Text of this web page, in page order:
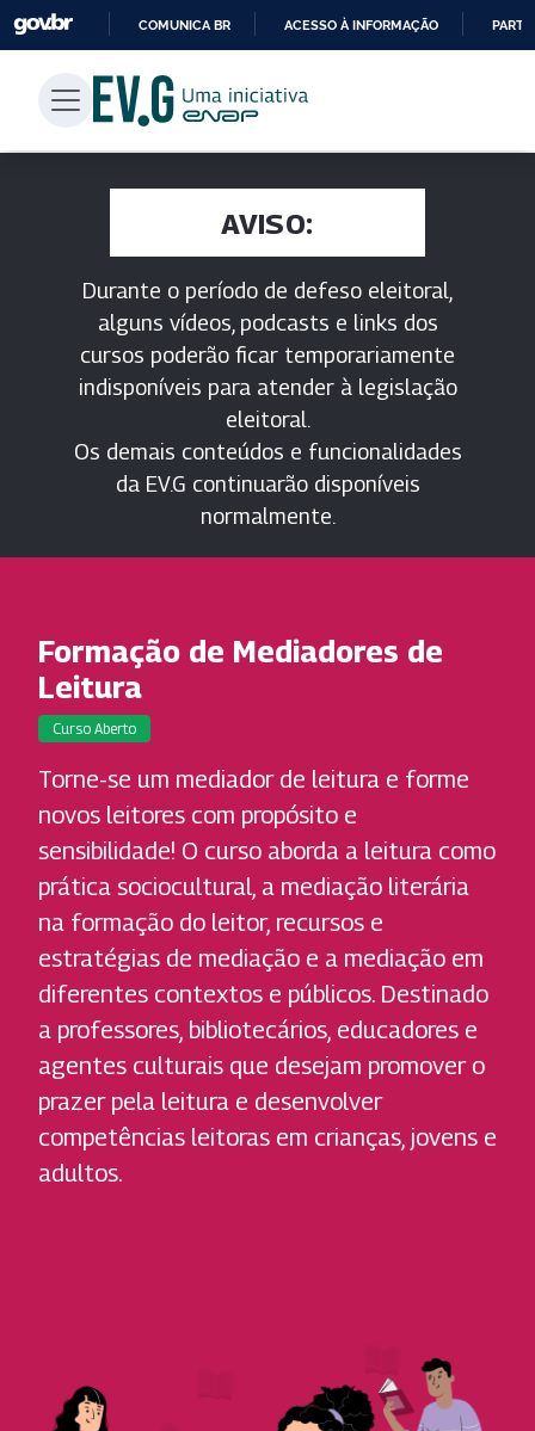
PARA
CONTEÚDO
COMUNICA BR ACESSO À INFORMAÇÃO
AVISO:
Durante o período de defeso eleitoral,
alguns vídeos, podcasts e links dos
cursos poderão ficar temporariamente
indisponíveis para atender à legislação
eleitoral.
Os demais conteúdos e funcionalidades
da EV.G continuarão disponíveis
normalmente.
Formação de Mediadores de
Leitura
Curso Aberto
Torne-se um mediador de leitura e forme
novos leitores com propósito e
sensibilidade! O curso aborda a leitura como
prática sociocultural, a mediação literária
na formação do leitor, recursos e
estratégias de mediação e a mediação em
diferentes contextos e públicos. Destinado
a professores, bibliotecários, educadores e
agentes culturais que desejam promover o
prazer pela leitura e desenvolver
competências leitoras em crianças, jovens e
adultos.